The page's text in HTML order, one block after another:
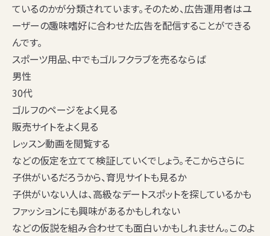
ているのかが分類されています。そのため、広告運用者はユ
ーザーの趣味嗜好に合わせた広告を配信することができる
んです。
スポーツ用品、中でもゴルフクラブを売るならば
男性
30代
ゴルフのページをよく見る
販売サイトをよく見る
レッスン動画を閲覧する
などの仮定を立てて検証していくでしょう。そこからさらに
子供がいるだろうから、育児サイトも見るか
子供がいない人は、高級なデートスポットを探しているかも
ファッションにも興味があるかもしれない
などの仮説を組み合わせても面白いかもしれません。このよ